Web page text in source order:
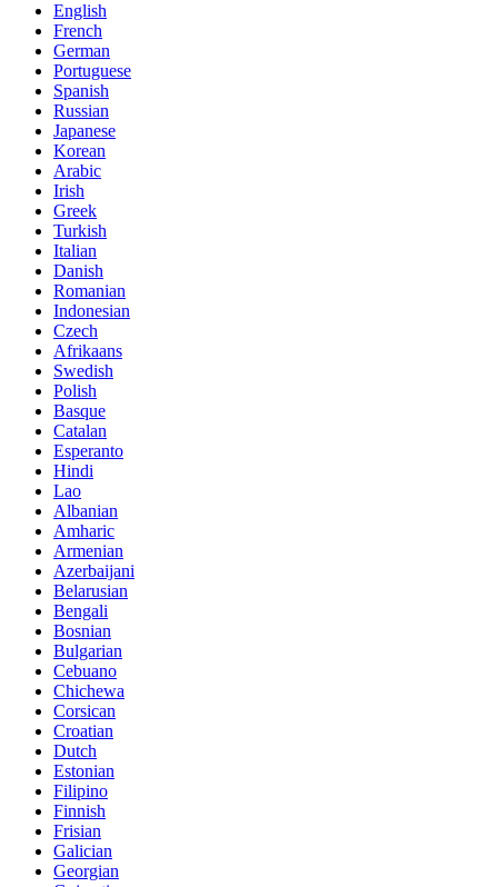
English
French
German
Portuguese
Spanish
Russian
Japanese
Korean
Arabic
Irish
Greek
Turkish
Italian
Danish
Romanian
Indonesian
Czech
Afrikaans
Swedish
Polish
Basque
Catalan
Esperanto
Hindi
Lao
Albanian
Amharic
Armenian
Azerbaijani
Belarusian
Bengali
Bosnian
Bulgarian
Cebuano
Chichewa
Corsican
Croatian
Dutch
Estonian
Filipino
Finnish
Frisian
Galician
Georgian